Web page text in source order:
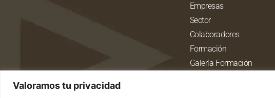
Valoramos tu privacidad
Empresas
Sector
Colaboradores
Formación
Galería Formación